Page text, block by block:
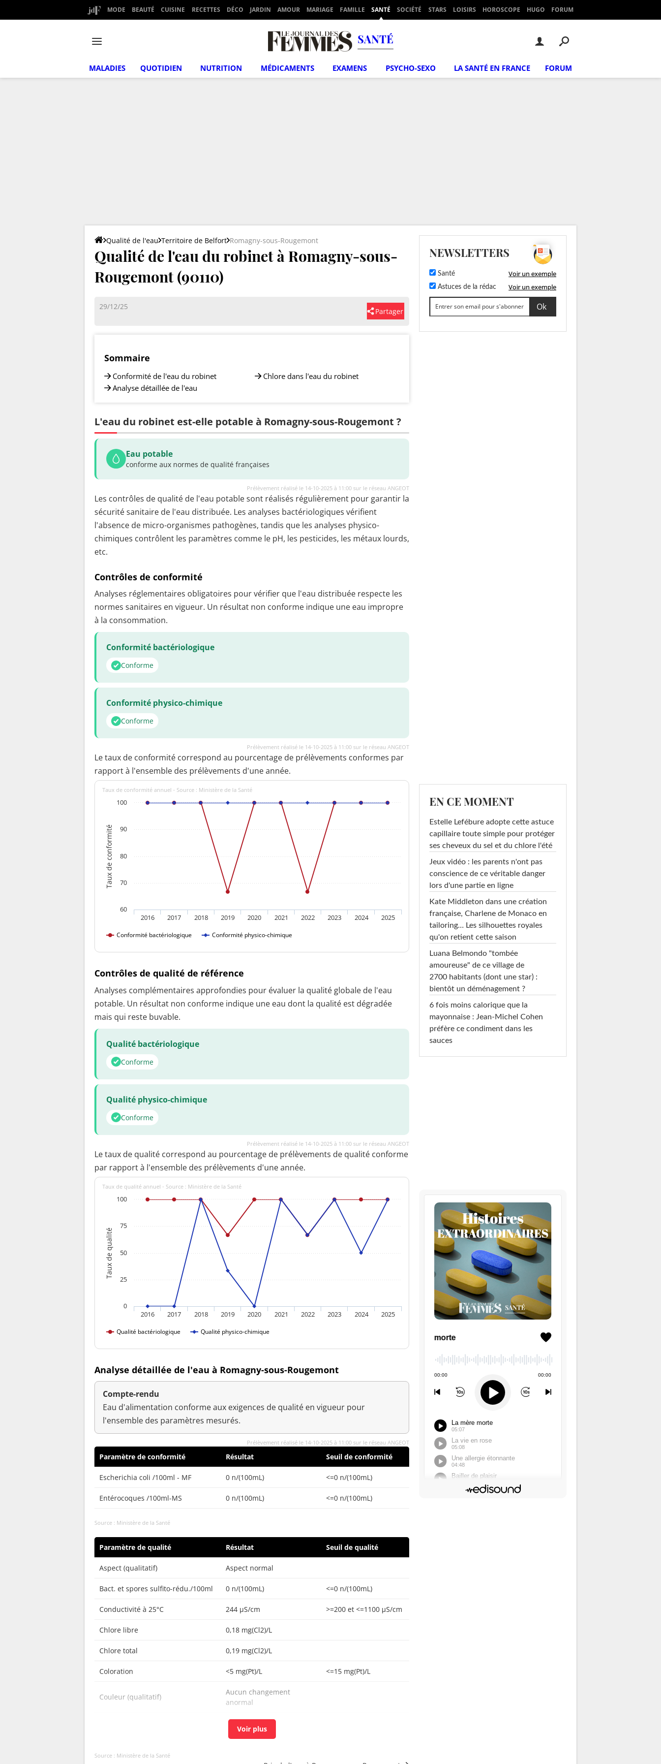
MODE BEAUTÉ CUISINE RECETTES DÉCO JARDIN AMOUR MARIAGE FAMILLE SANTÉ SOCIÉTÉ STARS LOISIRS HOROSCOPE HUGO FORUM
SANTÉ
MALADIES QUOTIDIEN NUTRITION MÉDICAMENTS EXAMENS PSYCHO-SEXO LA SANTÉ EN FRANCE FORUM
Qualité de l'eau Territoire de Belfort Romagny-sous-Rougemont
Qualité de l'eau du robinet à Romagny-sous-
Rougemont (90110)
29/12/25
Partager
Sommaire
Conformité de l'eau du robinet
Analyse détaillée de l'eau
Chlore dans l'eau du robinet
L'eau du robinet est-elle potable à Romagny-sous-Rougemont ?
Eau potable
conforme aux normes de qualité françaises
Prélèvement réalisé le 14-10-2025 à 11:00 sur le réseau ANGEOT
Les contrôles de qualité de l'eau potable sont réalisés régulièrement pour garantir la
sécurité sanitaire de l'eau distribuée. Les analyses bactériologiques vérifient
l'absence de micro-organismes pathogènes, tandis que les analyses physico-
chimiques contrôlent les paramètres comme le pH, les pesticides, les métaux lourds,
etc.
Contrôles de conformité
Analyses réglementaires obligatoires pour vérifier que l'eau distribuée respecte les
normes sanitaires en vigueur. Un résultat non conforme indique une eau impropre
à la consommation.
Conformité bactériologique
Conforme
Conformité physico-chimique
Conforme
Prélèvement réalisé le 14-10-2025 à 11:00 sur le réseau ANGEOT
Le taux de conformité correspond au pourcentage de prélèvements conformes par
rapport à l'ensemble des prélèvements d'une année.
Taux de conformité
Taux de conformité annuel - Source : Ministère de la Santé
Conformité bactériologique Conformité physico-chimique
2016 2017 2018 2019 2020 2021 2022 2023 2024 2025
60
70
80
90
100
Contrôles de qualité de référence
Analyses complémentaires approfondies pour évaluer la qualité globale de l'eau
potable. Un résultat non conforme indique une eau dont la qualité est dégradée
mais qui reste buvable.
Qualité bactériologique
Conforme
Qualité physico-chimique
Conforme
Prélèvement réalisé le 14-10-2025 à 11:00 sur le réseau ANGEOT
Le taux de qualité correspond au pourcentage de prélèvements de qualité conforme
par rapport à l'ensemble des prélèvements d'une année.
Taux de qualité
Taux de qualité annuel - Source : Ministère de la Santé
Qualité bactériologique Qualité physico-chimique
2016 2017 2018 2019 2020 2021 2022 2023 2024 2025
0
25
50
75
100
Analyse détaillée de l'eau à Romagny-sous-Rougemont
Compte-rendu
Eau d'alimentation conforme aux exigences de qualité en vigueur pour
l'ensemble des paramètres mesurés.
Prélèvement réalisé le 14-10-2025 à 11:00 sur le réseau ANGEOT
Paramètre de conformité Résultat Seuil de conformité
Escherichia coli /100ml - MF 0 n/(100mL) <=0 n/(100mL)
Entérocoques /100ml-MS 0 n/(100mL) <=0 n/(100mL)
Source : Ministère de la Santé
Paramètre de qualité Résultat Seuil de qualité
Aspect (qualitatif) Aspect normal
Bact. et spores sulfito-rédu./100ml 0 n/(100mL) <=0 n/(100mL)
Conductivité à 25°C 244 µS/cm >=200 et <=1100 µS/cm
Chlore libre 0,18 mg(Cl2)/L
Chlore total 0,19 mg(Cl2)/L
Coloration <5 mg(Pt)/L <=15 mg(Pt)/L
Couleur (qualitatif)
Aucun changement
anormal
0 n/(100mL)
Source : Ministère de la Santé
NEWSLETTERS
Santé Voir un exemple
Astuces de la rédac Voir un exemple
EN CE MOMENT
Estelle Lefébure adopte cette astuce
capillaire toute simple pour protéger
ses cheveux du sel et du chlore l'été
Jeux vidéo : les parents n'ont pas
conscience de ce véritable danger
lors d'une partie en ligne
Kate Middleton dans une création
française, Charlene de Monaco en
tailoring… Les silhouettes royales
qu'on retient cette saison
Luana Belmondo "tombée
amoureuse" de ce village de
2700 habitants (dont une star) :
bientôt un déménagement ?
6 fois moins calorique que la
mayonnaise : Jean-Michel Cohen
préfère ce condiment dans les
sauces